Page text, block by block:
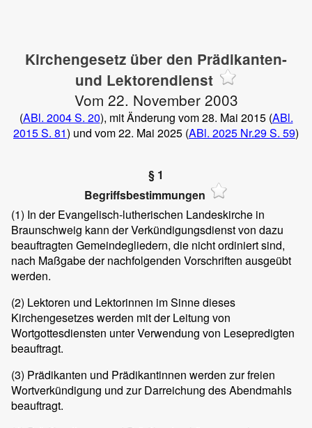
Kirchengesetz über den Prädikanten-
und Lektorendienst
Vom 22. November 2003
(ABl. 2004 S. 20), mit Änderung vom 28. Mai 2015 (ABl.
2015 S. 81) und vom 22. Mai 2025 (ABl. 2025 Nr.29 S. 59)
§ 1
Begriffsbestimmungen
(1) In der Evangelisch-lutherischen Landeskirche in
Braunschweig kann der Verkündigungsdienst von dazu
beauftragten Gemeindegliedern, die nicht ordiniert sind,
nach Maßgabe der nachfolgenden Vorschriften ausgeübt
werden.
(2) Lektoren und Lektorinnen im Sinne dieses
Kirchengesetzes werden mit der Leitung von
Wortgottesdiensten unter Verwendung von Lesepredigten
beauftragt.
(3) Prädikanten und Prädikantinnen werden zur freien
Wortverkündigung und zur Darreichung des Abendmahls
beauftragt.